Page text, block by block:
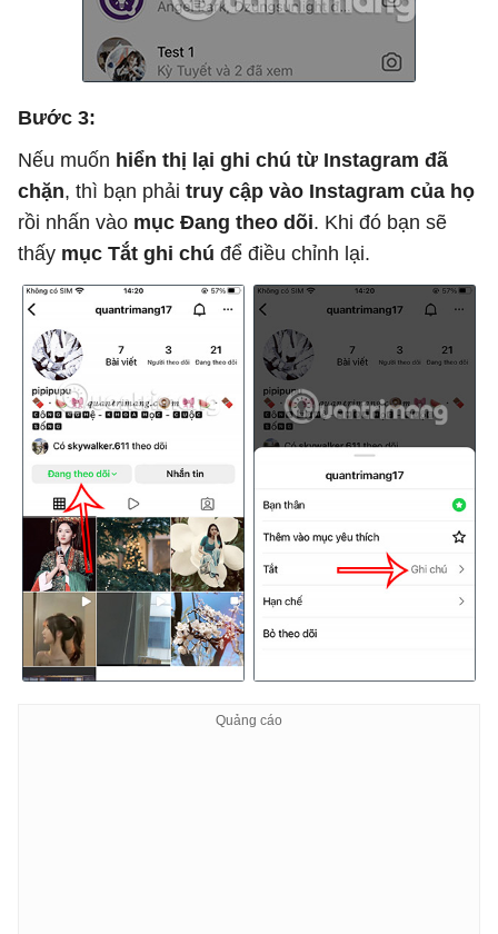
Bước 3:
Nếu muốn hiển thị lại ghi chú từ Instagram đã
chặn, thì bạn phải truy cập vào Instagram của họ
rồi nhấn vào mục Đang theo dõi. Khi đó bạn sẽ
thấy mục Tắt ghi chú để điều chỉnh lại.